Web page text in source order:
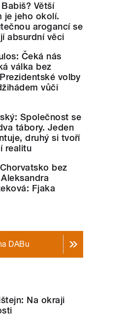
Větší
je jeho okolí.
arogancí se
absurdní věci
Čeká nás
válka bez
volby
vůči
Společnost se
tábory. Jeden
druhý si tvoří
realitu
bez
Fjaka
DABu
Na okraji